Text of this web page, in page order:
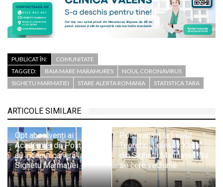
PUBLICAT ÎN:
COMUNITATE
TAGGED:
BAIA MARE MARAMURES
NOUL CORONAVIRUS
SIGHETU MARMATIEI
STARE ALERTA ROMANIA STATISTICA TARA
ARTICOLE SIMILARE
Opt absolvenți ai
Academiei de Poliție și-
au început cariera la ITPF
Sighetu Marmației
Post vacant la Liceul
Teoretic „Leowey Klara”
din Sighetu Marmației. Nu
se cere vechime